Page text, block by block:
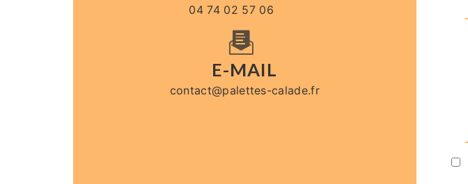
04 74 02 57 06
E-MAIL
contact@palettes-calade.fr